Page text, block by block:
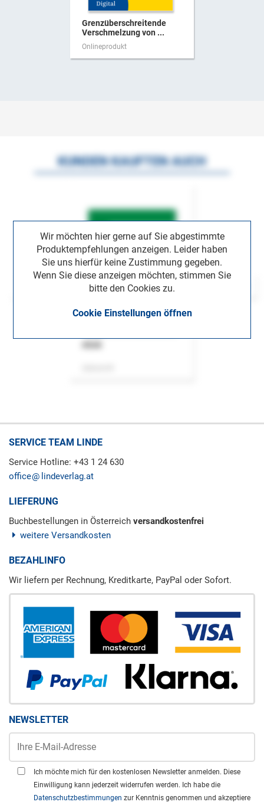
Grenzüberschreitende
Verschmelzung von ...
Onlineprodukt
Wir möchten hier gerne auf Sie abgestimmte
Produktempfehlungen anzeigen. Leider haben
Sie uns hierfür keine Zustimmung gegeben.
Wenn Sie diese anzeigen möchten, stimmen Sie
bitte den Cookies zu.
Cookie Einstellungen öffnen
KUNDEN KAUFTEN AUCH
SERVICE TEAM LINDE
Service Hotline: +43 1 24 630
office
lindeverlag.at
LIEFERUNG
Buchbestellungen in Österreich versandkostenfrei
weitere Versandkosten
BEZAHLINFO
Wir liefern per Rechnung, Kreditkarte, PayPal oder Sofort.
NEWSLETTER
Ich möchte mich für den kostenlosen Newsletter anmelden. Diese
Einwilligung kann jederzeit widerrufen werden. Ich habe die
Datenschutzbestimmungen zur Kenntnis genommen und akzeptiere